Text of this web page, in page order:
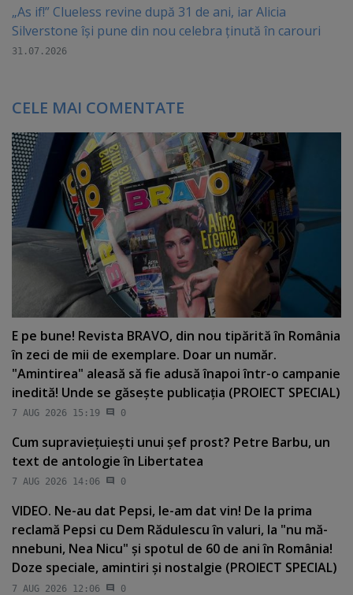
„As if!” Clueless revine după 31 de ani, iar Alicia
Silverstone își pune din nou celebra ținută în carouri
31.07.2026
CELE MAI COMENTATE
E pe bune! Revista BRAVO, din nou tipărită în România
în zeci de mii de exemplare. Doar un număr.
"Amintirea" aleasă să fie adusă înapoi într-o campanie
inedită! Unde se găseşte publicaţia (PROIECT SPECIAL)
7 AUG 2026 15:19 0
Cum supravieţuieşti unui şef prost? Petre Barbu, un
text de antologie în Libertatea
7 AUG 2026 14:06 0
VIDEO. Ne-au dat Pepsi, le-am dat vin! De la prima
reclamă Pepsi cu Dem Rădulescu în valuri, la "nu mă-
nnebuni, Nea Nicu" şi spotul de 60 de ani în România!
Doze speciale, amintiri şi nostalgie (PROIECT SPECIAL)
7 AUG 2026 12:06 0